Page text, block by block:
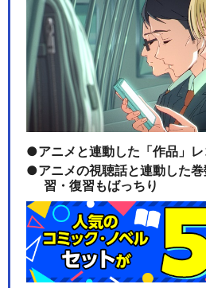
アニメと連動した「作品」
アニメの視聴話と連動した
習・復習もばっちり